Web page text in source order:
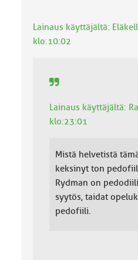
Lainaus käyttäjältä:
klo:10:02
Lainaus käyttäjältä:
klo:23:01
Mistä helvetistä
keksinyt ton
Rydman on
syytös, taidat
pedofiili.